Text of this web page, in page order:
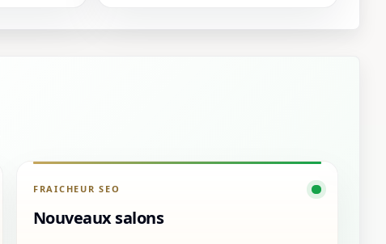
FRAICHEUR SEO
Nouveaux salons